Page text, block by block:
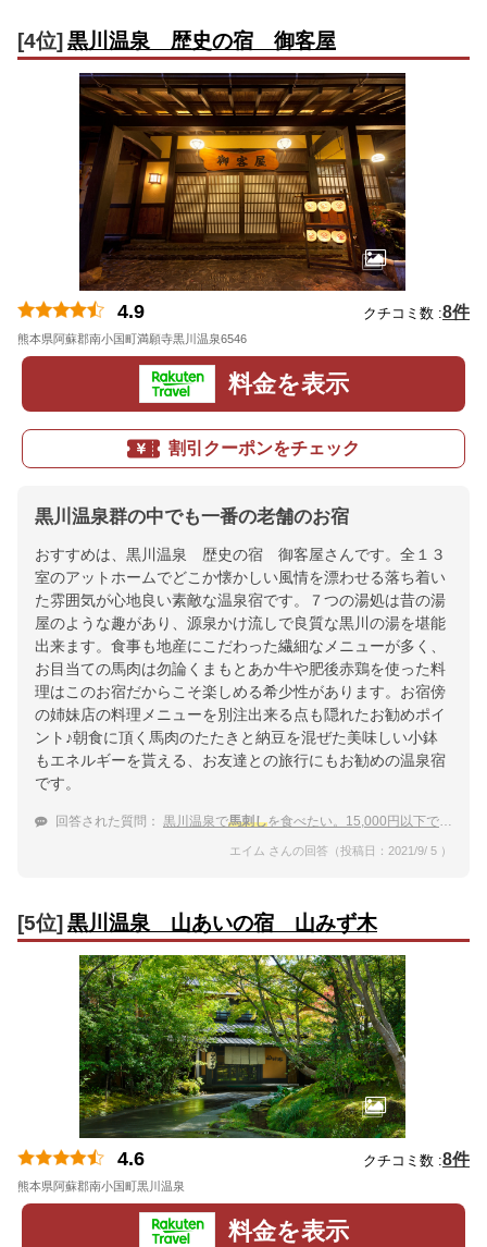
[4位]黒川温泉 歴史の宿 御客屋
4.9 クチコミ数 :8件
熊本県阿蘇郡南小国町満願寺黒川温泉6546
料金を表示
割引クーポンをチェック
黒川温泉群の中でも一番の老舗のお宿
おすすめは、黒川温泉 歴史の宿 御客屋さんです。全１３
室のアットホームでどこか懐かしい風情を漂わせる落ち着い
た雰囲気が心地良い素敵な温泉宿です。７つの湯処は昔の湯
屋のような趣があり、源泉かけ流しで良質な黒川の湯を堪能
出来ます。食事も地産にこだわった繊細なメニューが多く、
お目当ての馬肉は勿論くまもとあか牛や肥後赤鶏を使った料
理はこのお宿だからこそ楽しめる希少性があります。お宿傍
の姉妹店の料理メニューを別注出来る点も隠れたお勧めポイ
ント♪朝食に頂く馬肉のたたきと納豆を混ぜた美味しい小鉢
もエネルギーを貰える、お友達との旅行にもお勧めの温泉宿
です。
回答された質問： 黒川温泉で馬刺しを食べたい。15,000円以下で泊まれる宿はありますか？
エイム さんの回答（投稿日：2021/9/ 5 ）
[5位]黒川温泉 山あいの宿 山みず木
4.6 クチコミ数 :8件
熊本県阿蘇郡南小国町黒川温泉
料金を表示